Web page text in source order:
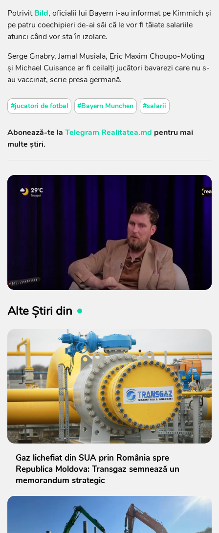
PotrivitBild, oficialii lui Bayern i-au informat pe Kimmich şi
pe patru coechipieri de-ai săi că le vor fi tăiate salariile
atunci când vor sta în izolare.
Serge Gnabry, Jamal Musiala, Eric Maxim Choupo-Moting
şi Michael Cuisance ar fi ceilalţi jucători bavarezi care nu s-
au vaccinat, scrie presa germană.
#jucatori de fotbal #Bayern Munchen #salarii
Abonează-te la Telegram Realitatea.md pentru mai
multe știri.
Alte Știri din
Gaz lichefiat din SUA prin România spre
Republica Moldova: Transgaz semnează un
memorandum strategic